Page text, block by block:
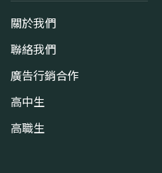
關於我們
聯絡我們
廣告行銷合作
高中生
高職生